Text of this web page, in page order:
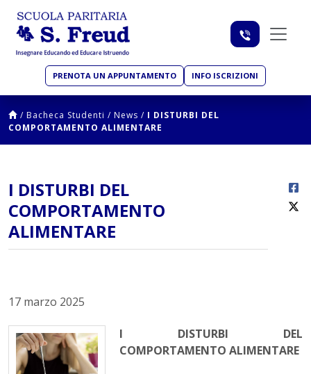
PRENOTA UN APPUNTAMENTO INFO ISCRIZIONI
/ Bacheca Studenti / News / I DISTURBI DEL
COMPORTAMENTO ALIMENTARE
I DISTURBI DEL
COMPORTAMENTO
ALIMENTARE
17 marzo 2025
I DISTURBI DEL
COMPORTAMENTO ALIMENTARE